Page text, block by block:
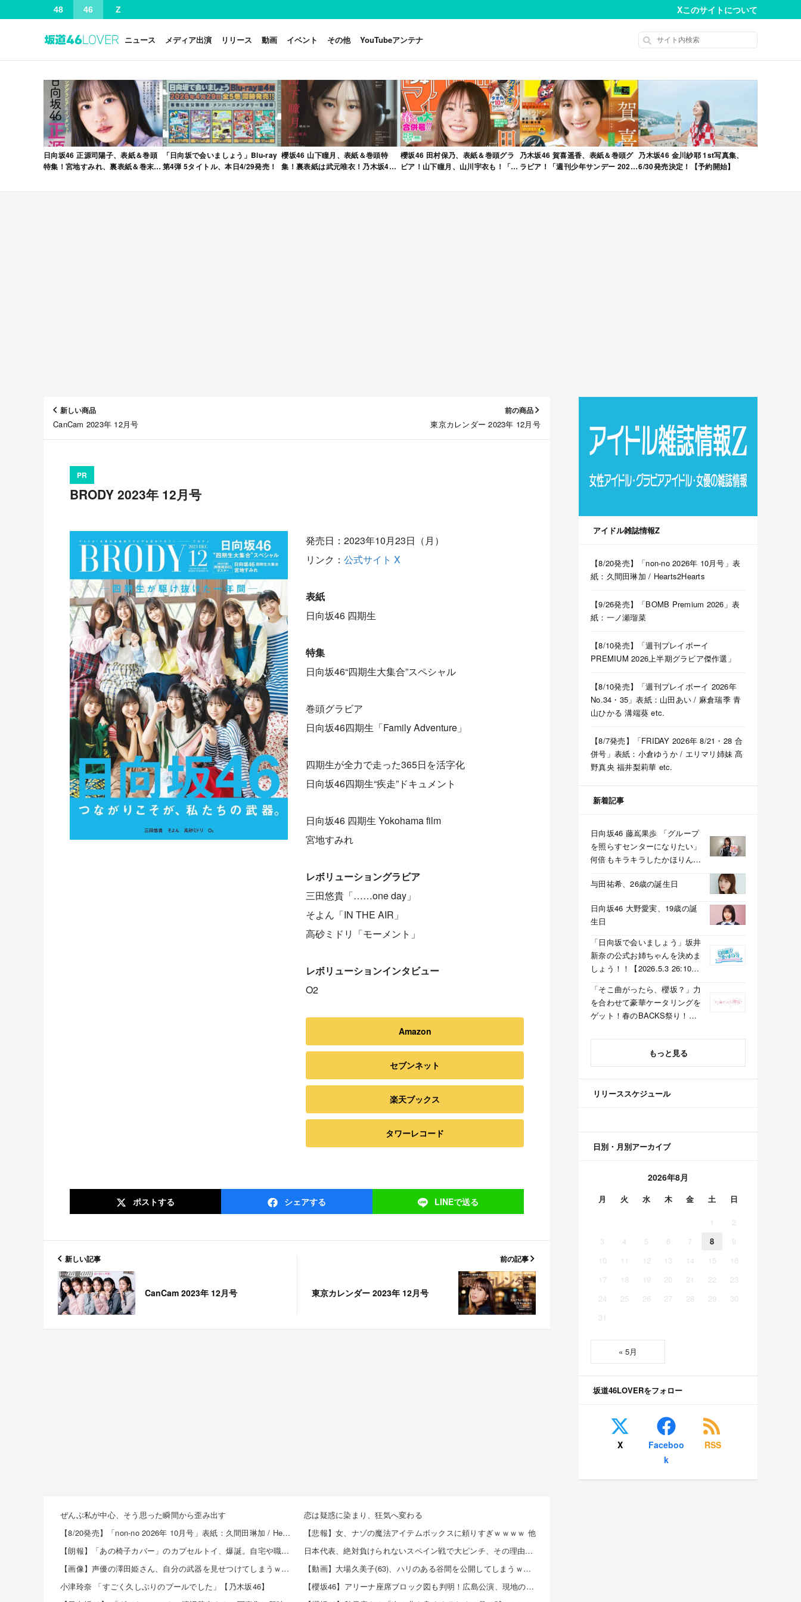
48 46 Z Xこのサイトについて
ニュース メディア出演 リリース 動画 イベント その他 YouTubeアンテナ
日向坂46 正源司陽子、表紙＆巻頭
特集！宮地すみれ、裏表紙＆巻末特
VOL.12」本日4/30発売！
「日向坂で会いましょう」Blu-ray
第4弾 5タイトル、本日4/29発売！
櫻坂46 山下瞳月、表紙＆巻頭特
集！裏表紙は武元唯衣！乃木坂46
6月号」本日4/28発売！
櫻坂46 田村保乃、表紙＆巻頭グラ
ビア！山下瞳月、山川宇衣も！「週
合併号」本日4/28発売！
乃木坂46 賀喜遥香、表紙＆巻頭グ
ラビア！「週刊少年サンデー 2026
売！
乃木坂46 金川紗耶 1st写真集、
6/30発売決定！【予約開始】
新しい商品
CanCam 2023年 12月号
前の商品
東京カレンダー 2023年 12月号
PR
BRODY 2023年 12月号
発売日：2023年10月23日（月）
リンク：公式サイト X
表紙
日向坂46 四期生
特集
日向坂46“四期生大集合”スペシャル
巻頭グラビア
日向坂46四期生「Family Adventure」
四期生が全力で走った365日を活字化
日向坂46四期生“疾走”ドキュメント
日向坂46 四期生 Yokohama film
宮地すみれ
レボリューショングラビア
三田悠貴「……one day」
そよん「IN THE AIR」
高砂ミドリ「モーメント」
レボリューションインタビュー
O2
Amazon
セブンネット
楽天ブックス
タワーレコード
ポストする シェアする LINEで送る
新しい記事
CanCam 2023年 12月号
前の記事
東京カレンダー 2023年 12月号
ぜんぶ私が中心、そう思った瞬間から歪み出す
【8/20発売】「non-no 2026年 10月号」表紙：久間田琳加 / Hearts2Hearts
【朗報】「あの椅子カバー」のカプセルトイ、爆誕。自宅や職場をパチンコ屋にしちゃおうｗｗｗ
【画像】声優の澤田姫さん、自分の武器を見せつけてしまうｗｗｗｗ
小津玲奈 「すごく久しぶりのプールでした」【乃木坂46】
恋は疑惑に染まり、狂気へ変わる
【悲報】女、ナゾの魔法アイテムボックスに頼りすぎｗｗｗｗ 他
日本代表、絶対負けられないスペイン戦で大ピンチ、その理由がこれｗｗｗｗ 他
【動画】大場久美子(63)、ハリのある谷間を公開してしまうｗｗｗ 他
【櫻坂46】アリーナ座席ブロック図も判明！広島公演、現地の様子がこちら【全国ツアー2026 -What’s lonesome?- 】
アイドル雑誌情報Z
【8/20発売】「non-no 2026年 10月号」表
紙：久間田琳加 / Hearts2Hearts
【9/26発売】「BOMB Premium 2026」表
紙：一ノ瀬瑠菜
【8/10発売】「週刊プレイボーイ
PREMIUM 2026上半期グラビア傑作選」
【8/10発売】「週刊プレイボーイ 2026年
No.34・35」表紙：山田あい / 麻倉瑞季 青
山ひかる 溝端葵 etc.
【8/7発売】「FRIDAY 2026年 8/21・28 合
併号」表紙：小倉ゆうか / エリマリ姉妹 髙
野真央 福井梨莉華 etc.
新着記事
日向坂46 藤嶌果歩 「グループ
を照らすセンターになりたい」
何倍もキラキラしたかほりんが
与田祐希、26歳の誕生日
日向坂46 大野愛実、19歳の誕
生日
「日向坂で会いましょう」坂井
新奈の公式お姉ちゃんを決めま
しょう！！【2026.5.3 26:10〜
「そこ曲がったら、櫻坂？」力
を合わせて豪華ケータリングを
ゲット！春のBACKS祭り！
京】
もっと見る
リリーススケジュール
日別・月別アーカイブ
2026年8月
月 火 水 木 金 土 日
1
2
3
4 5 6 7 8
9
10
11 12 13 14 15
16
17
18 19 20 21 22
23
24
25 26 27 28 29
30
31
« 5月
坂道46LOVERをフォロー
X
Faceboo
k
RSS